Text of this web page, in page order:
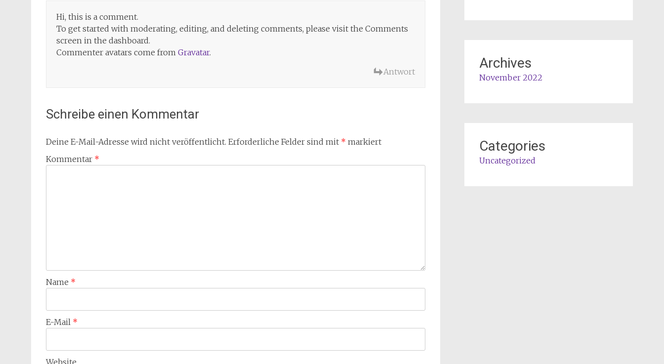
Hi, this is a comment.
To get started with moderating, editing, and deleting comments, please visit the Comments
screen in the dashboard.
Commenter avatars come from Gravatar.
Antwort
Schreibe einen Kommentar
Deine E-Mail-Adresse wird nicht veröffentlicht. Erforderliche Felder sind mit * markiert
Kommentar *
Name *
E-Mail *
Website
Archives
November 2022
Categories
Uncategorized